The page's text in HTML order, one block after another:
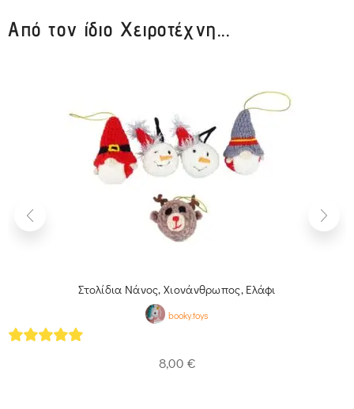
Από τον ίδιο Χειροτέχνη...
Στολίδια Νάνος, Χιονάνθρωπος, Ελάφι
booky.toys
8,00 €